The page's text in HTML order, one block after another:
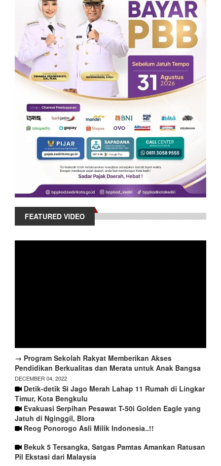
FEATURED VIDEO
→ Program Sekolah Rakyat Memberikan Akses
Pendidikan Berkualitas dan Merata untuk Anak Bangsa
DECEMBER 04, 2022
Detik-detik Si Jago Merah Lahap 11 Rumah di Lingkar
Timur, Kota Bengkulu
Evakuasi Serpihan Pesawat T-50i Golden Eagle yang
Jatuh di Nginggil, Blora
Reog Ponorogo Asli Milik Indonesia..!!
Bekuk 5 Tersangka, Satgas Pamtas Amankan Ratusan
Pil Ekstasi dari Malaysia